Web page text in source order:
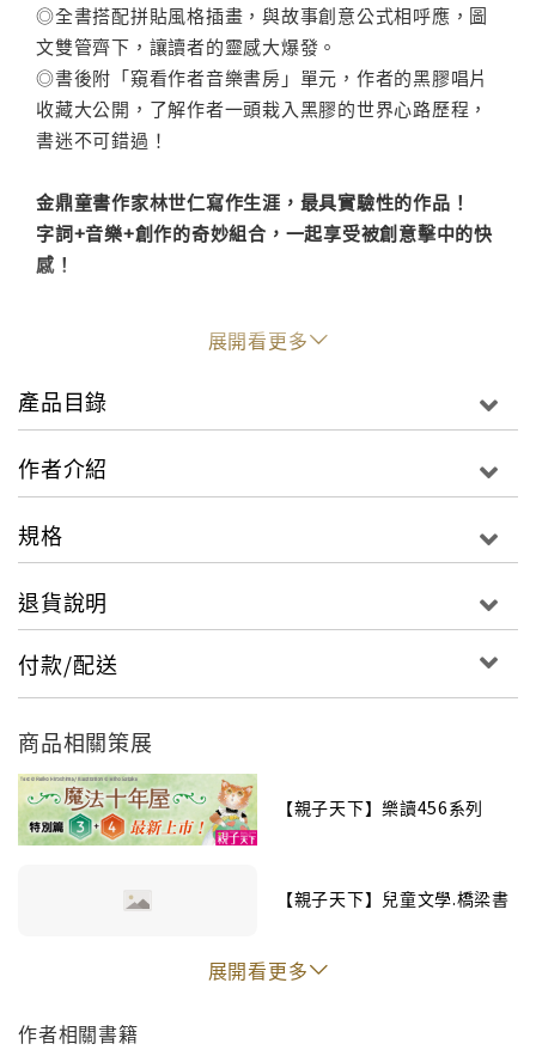
◎全書搭配拼貼風格插畫，與故事創意公式相呼應，圖
文雙管齊下，讓讀者的靈感大爆發。
◎書後附「窺看作者音樂書房」單元，作者的黑膠唱片
收藏大公開，了解作者一頭栽入黑膠的世界心路歷程，
書迷不可錯過！
金鼎童書作家林世仁寫作生涯，最具實驗性的作品！
字詞+音樂+創作的奇妙組合，一起享受被創意擊中的快
感！
黑膠唱片在唱盤就定位，音樂在空中竄流，不可思議的
辭典跳起肚皮舞，身上的字詞開始「基因重組」，無數
新詞條就此誕生：
音樂爆米花、歌聲飛彈、音符島、鱷魚鼓手、五線譜海
法，運用自創的故事寫作公式，混搭自己熱愛的黑膠音
樂；當不同類型的音樂流瀉，故事靈感就像瀑布一樣從
作者腦中傾瀉而出……
本書有如作者的故事發想創作書，有起源、有歷程、有
故事，可拆分閱讀，也可合併欣賞；看作者如何思考一
個新點子，重組現有的元素後轉化為美妙的故事，是一
本結合創作、故事、音樂等形式，極具實驗精神的新型
展開看更多
產品目錄
作者介紹
規格
退貨說明
付款/配送
商品相關策展
【親子天下】樂讀456系列
【親子天下】兒童文學.橋梁書
展開看更多
作者相關書籍